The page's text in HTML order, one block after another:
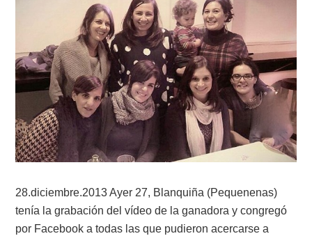
28.diciembre.2013 Ayer 27, Blanquiña (Pequenenas)
tenía la grabación del vídeo de la ganadora y congregó
por Facebook a todas las que pudieron acercarse a